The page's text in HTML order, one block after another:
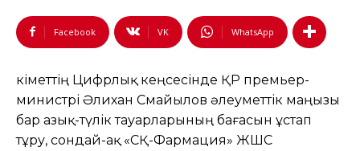
Facebook VK WhatsApp
Үкіметтің Цифрлық кеңсесінде ҚР премьер-
министрі Әлихан Смайылов әлеуметтік маңызы
бар азық-түлік тауарларының бағасын ұстап
тұру, сондай-ақ «СҚ-Фармация» ЖШС